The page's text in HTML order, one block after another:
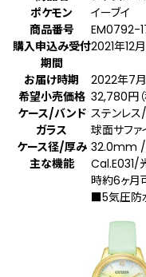
ポケモン
イーブイ
商品番号
EM0792-
購入申込み受付
期間
2021年12
お届け時期
2022年7
希望小売価格 32,780円
ケース/バンド ステンレ
ガラス
球面サファ
ケース径/厚み 32.0mm /
主な機能
Cal.E031/
時約6ヶ月
■5気圧防